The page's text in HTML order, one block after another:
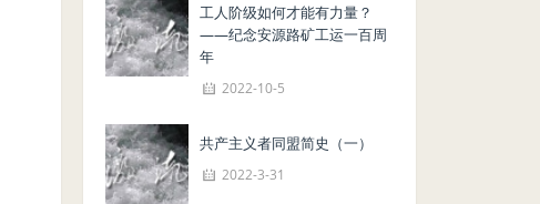
工人阶级如何才能有力量？
——纪念安源路矿工运一百周
年
2022-10-5
共产主义者同盟简史（一）
2022-3-31